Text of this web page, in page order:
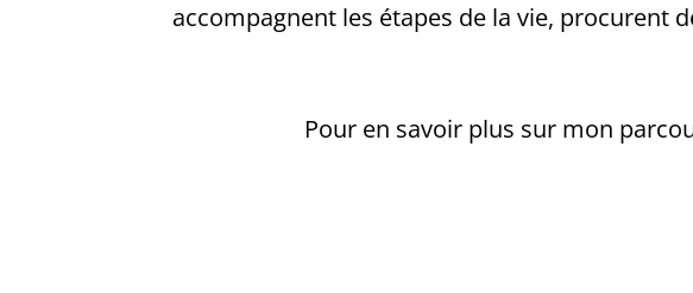
accompagnent les étapes de la vie, procurent
Pour en savoir plus sur mon